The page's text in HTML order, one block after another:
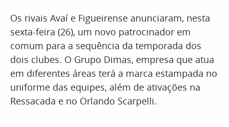
Os rivais Avaí e Figueirense anunciaram, nesta
sexta-feira (26), um novo patrocinador em
comum para a sequência da temporada dos
dois clubes. O Grupo Dimas, empresa que atua
em diferentes áreas terá a marca estampada no
uniforme das equipes, além de ativações na
Ressacada e no Orlando Scarpelli.